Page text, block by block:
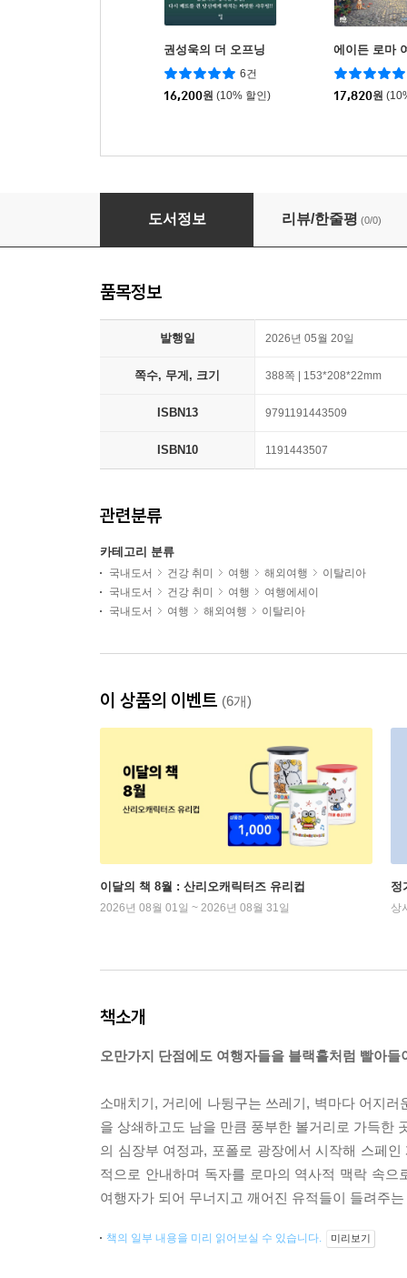
권성욱의 더 오프닝
6건
16,200원 (10% 할인)
에이든 로마
17,820원
뻔뻔한 로마
도서정보 리뷰/한줄평 (0/0)
품목정보
발행일 2026년 05월 20일
쪽수, 무게, 크기 388쪽 | 153*208*22mm
ISBN13 9791191443509
ISBN10 1191443507
관련분류
카테고리 분류
국내도서 건강 취미 여행 해외여행
이탈리아
국내도서
건강 취미 여행
여행에세이
국내도서
여행 해외여행 이탈리아
이 상품의 이벤트 (6개)
이달의 책 8월 : 산리오캐릭터즈 유리컵
2026년 08월 01일 ~ 2026년 08월 31일
정
상
책소개
오만가지 단점에도 여행자들을 블랙홀처럼 빨아
소매치기, 거리에 나뒹구는 쓰레기, 벽마다 어지
을 상쇄하고도 남을 만큼 풍부한 볼거리로 가득한
의 심장부 여정과, 포폴로 광장에서 시작해 스페
적으로 안내하며 독자를 로마의 역사적 맥락 속
여행자가 되어 무너지고 깨어진 유적들이 들려주
책의 일부 내용을 미리 읽어보실 수 있습니다. 미리보기